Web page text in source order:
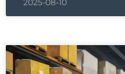
2025-08-10